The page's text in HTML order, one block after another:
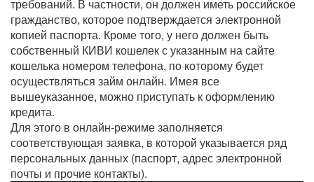
требований. В частности, он должен иметь российское
гражданство, которое подтверждается электронной
копией паспорта. Кроме того, у него должен быть
собственный КИВИ кошелек с указанным на сайте
кошелька номером телефона, по которому будет
осуществляться займ онлайн. Имея все
вышеуказанное, можно приступать к оформлению
кредита.
Для этого в онлайн-режиме заполняется
соответствующая заявка, в которой указывается ряд
персональных данных (паспорт, адрес электронной
почты и прочие контакты).